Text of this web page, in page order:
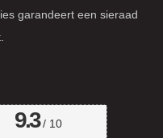
garandeert een sieraad
9.3/ 10